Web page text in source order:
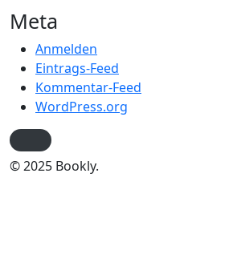
Meta
Anmelden
Eintrags-Feed
Kommentar-Feed
WordPress.org
© 2025 Bookly.